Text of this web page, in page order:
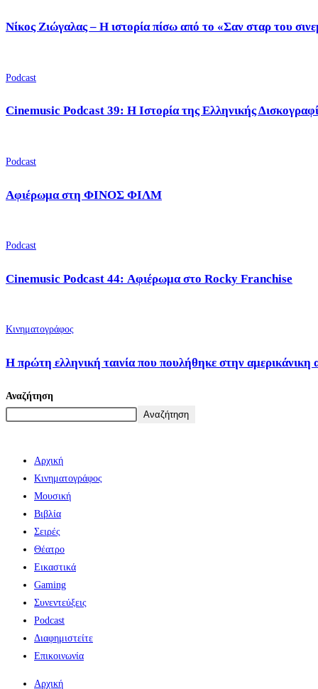
Νίκος Ζιώγαλας – Η ιστορία πίσω από το «Σαν σταρ του
Podcast
Cinemusic Podcast 39: Η Ιστορία της Ελληνικής
Podcast
Αφιέρωμα στη ΦΙΝΟΣ ΦΙΛΜ
Podcast
Cinemusic Podcast 44: Αφιέρωμα στο Rocky Franchise
Κινηματογράφος
Η πρώτη ελληνική ταινία που πουλήθηκε στην αμερικάνικη
Αναζήτηση
Αναζήτηση
Αρχική
Κινηματογράφος
Μουσική
Βιβλία
Σειρές
Θέατρο
Εικαστικά
Gaming
Συνεντεύξεις
Podcast
Διαφημιστείτε
Επικοινωνία
Αρχική